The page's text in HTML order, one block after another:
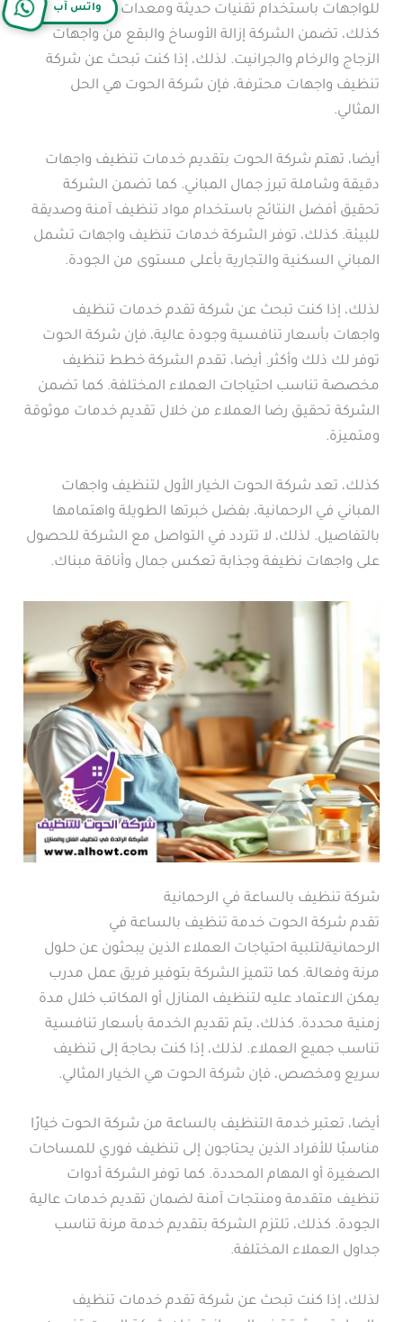
للواجهات باستخدام تقنيات حديثة ومعدات متطورة.
كذلك، تضمن الشركة إزالة الأوساخ والبقع من واجهات
الزجاج والرخام والجرانيت. لذلك، إذا كنت تبحث عن شركة
تنظيف واجهات محترفة، فإن شركة الحوت هي الحل
المثالي.
أيضا، تهتم شركة الحوت بتقديم خدمات تنظيف واجهات
دقيقة وشاملة تبرز جمال المباني. كما تضمن الشركة
تحقيق أفضل النتائج باستخدام مواد تنظيف آمنة وصديقة
للبيئة. كذلك، توفر الشركة خدمات تنظيف واجهات تشمل
المباني السكنية والتجارية بأعلى مستوى من الجودة.
لذلك، إذا كنت تبحث عن شركة تقدم خدمات تنظيف
واجهات بأسعار تنافسية وجودة عالية، فإن شركة الحوت
توفر لك ذلك وأكثر. أيضا، تقدم الشركة خطط تنظيف
مخصصة تناسب احتياجات العملاء المختلفة. كما تضمن
الشركة تحقيق رضا العملاء من خلال تقديم خدمات موثوقة
ومتميزة.
كذلك، تعد شركة الحوت الخيار الأول لتنظيف واجهات
المباني في الرحمانية، بفضل خبرتها الطويلة واهتمامها
بالتفاصيل. لذلك، لا تتردد في التواصل مع الشركة للحصول
على واجهات نظيفة وجذابة تعكس جمال وأناقة مبناك.
شركة تنظيف بالساعة في الرحمانية
تقدم شركة الحوت خدمة تنظيف بالساعة في
الرحمانيةلتلبية احتياجات العملاء الذين يبحثون عن حلول
مرنة وفعالة. كما تتميز الشركة بتوفير فريق عمل مدرب
يمكن الاعتماد عليه لتنظيف المنازل أو المكاتب خلال مدة
زمنية محددة. كذلك، يتم تقديم الخدمة بأسعار تنافسية
تناسب جميع العملاء. لذلك، إذا كنت بحاجة إلى تنظيف
سريع ومخصص، فإن شركة الحوت هي الخيار المثالي.
أيضا، تعتبر خدمة التنظيف بالساعة من شركة الحوت خيارًا
مناسبًا للأفراد الذين يحتاجون إلى تنظيف فوري للمساحات
الصغيرة أو المهام المحددة. كما توفر الشركة أدوات
تنظيف متقدمة ومنتجات آمنة لضمان تقديم خدمات عالية
الجودة. كذلك، تلتزم الشركة بتقديم خدمة مرنة تناسب
جداول العملاء المختلفة.
لذلك، إذا كنت تبحث عن شركة تقدم خدمات تنظيف
واتس آب